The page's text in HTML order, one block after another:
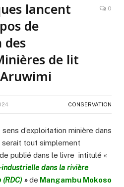
lancent
de
des
de lit
0
CONSERVATION
d’exploitation minière dans
serait tout simplement
publié dans le livre intitulé «
dans la rivière
»de Mangambu Mokoso